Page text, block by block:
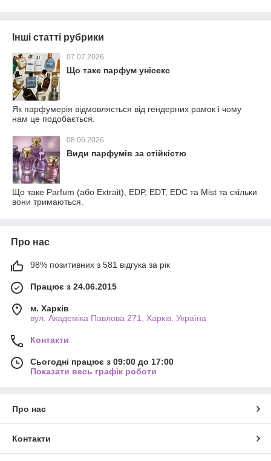
Інші статті рубрики
07.07.2026
Що таке парфум унісекс
Як парфумерія відмовляється від гендерних рамок і чому
нам це подобається.
08.06.2026
Види парфумів за стійкістю
Що таке Parfum (або Extrait), EDP, EDT, EDC та Mist та скільки
вони тримаються.
Про нас
98% позитивних з 581 відгука за рік
Працює з 24.06.2015
м. Харків
вул. Академіка Павлова 271, Харків, Україна
Контакти
Сьогодні працює з 09:00 до 17:00
Показати весь графік роботи
Про нас
Контакти